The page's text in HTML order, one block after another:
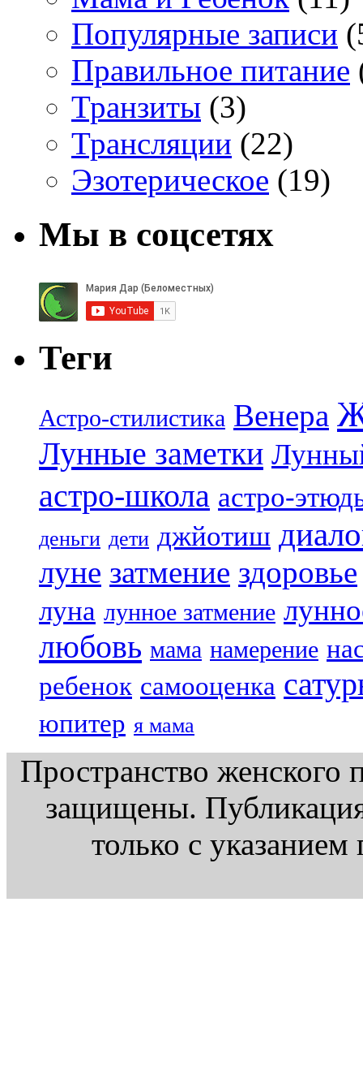
Популярные записи
Правильное питание
Транзиты (3)
Трансляции (22)
Эзотерическое (19)
Мы в соцсетях
Теги
Астро-стилистика Венера
Лунные заметки
астро-школа астро-
деньги дети джйотиш
луне затмение здоровье
луна лунное затмение
любовь мама намерение
ребенок самооценка
юпитер я мама
Пространство женского
защищены.
только с